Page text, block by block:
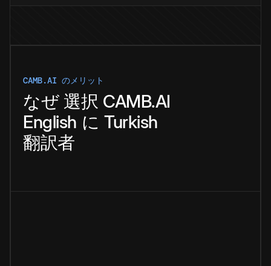
CAMB.AI のメリット
なぜ 選択 CAMB.AI
English に Turkish
翻訳者